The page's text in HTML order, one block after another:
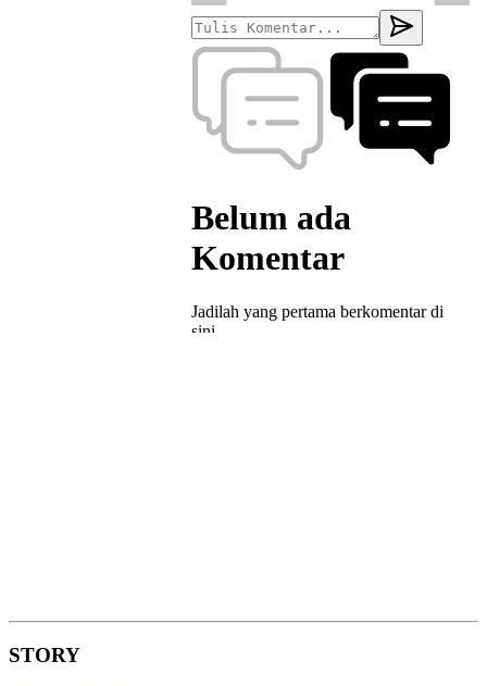
STORY